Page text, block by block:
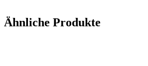
Ähnliche Produkte